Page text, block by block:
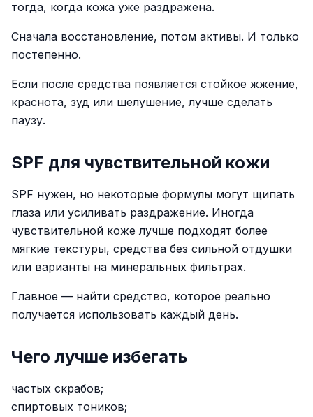
тогда, когда кожа уже раздражена.
Сначала восстановление, потом активы. И только
постепенно.
Если после средства появляется стойкое жжение,
краснота, зуд или шелушение, лучше сделать
паузу.
SPF для чувствительной кожи
SPF нужен, но некоторые формулы могут щипать
глаза или усиливать раздражение. Иногда
чувствительной коже лучше подходят более
мягкие текстуры, средства без сильной отдушки
или варианты на минеральных фильтрах.
Главное — найти средство, которое реально
получается использовать каждый день.
Чего лучше избегать
частых скрабов;
спиртовых тоников;